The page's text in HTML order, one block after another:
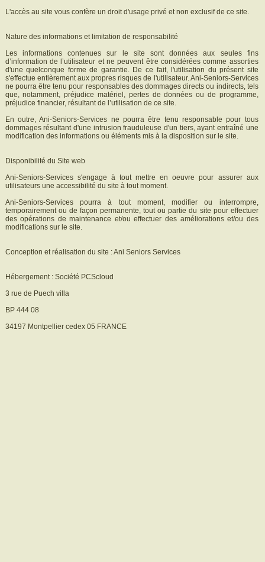
L'accès au site vous confère un droit d'usage privé et non exclusif de ce site.
Nature des informations et limitation de responsabilité
Les informations contenues sur le site sont données aux seules fins
d’information de l’utilisateur et ne peuvent être considérées comme assorties
d'une quelconque forme de garantie. De ce fait, l'utilisation du présent site
s'effectue entièrement aux propres risques de l'utilisateur. Ani-Seniors-Services
ne pourra être tenu pour responsables des dommages directs ou indirects, tels
que, notamment, préjudice matériel, pertes de données ou de programme,
préjudice financier, résultant de l’utilisation de ce site.
En outre, Ani-Seniors-Services ne pourra être tenu responsable pour tous
dommages résultant d'une intrusion frauduleuse d'un tiers, ayant entraîné une
modification des informations ou éléments mis à la disposition sur le site.
Disponibilité du Site web
Ani-Seniors-Services s'engage à tout mettre en oeuvre pour assurer aux
utilisateurs une accessibilité du site à tout moment.
Ani-Seniors-Services pourra à tout moment, modifier ou interrompre,
temporairement ou de façon permanente, tout ou partie du site pour effectuer
des opérations de maintenance et/ou effectuer des améliorations et/ou des
modifications sur le site.
Conception et réalisation du site : Ani Seniors Services
Hébergement : Société PCScloud
3 rue de Puech villa
BP 444 08
34197 Montpellier cedex 05 FRANCE